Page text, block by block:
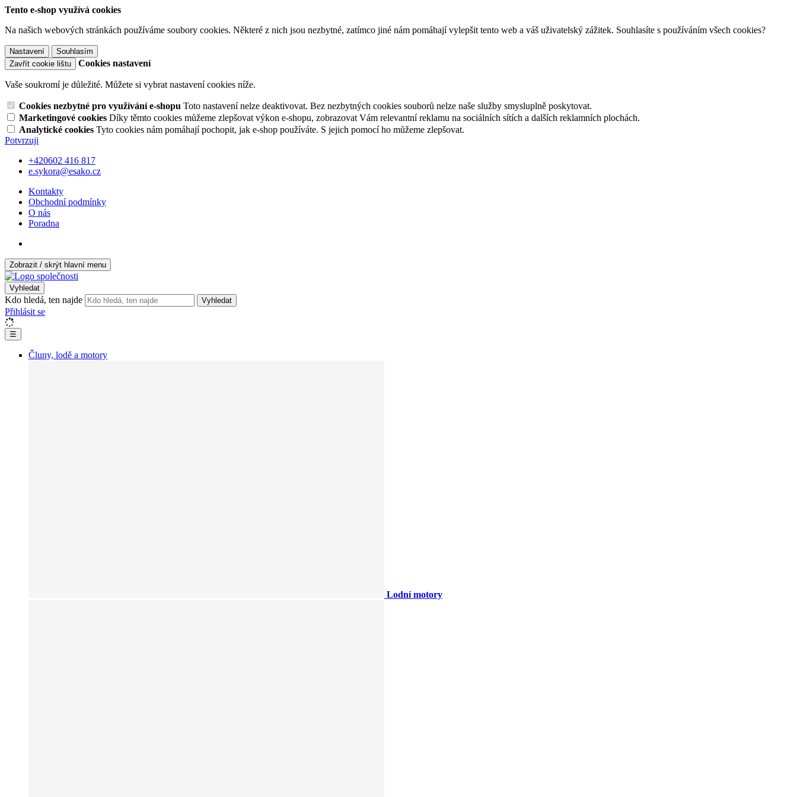
Tento e-shop využívá cookies
Na našich webových stránkách používáme soubory cookies. Některé z nich jsou nezbytné, zatímco jiné nám pomáhají vylepšit tento web a váš uživatelský zážitek. Souhlasíte s používáním všech cookies?
Nastavení
Souhlasím
Zavřít cookie lištu
Cookies nastavení
Vaše soukromí je důležité. Můžete si vybrat nastavení cookies níže.
Cookies nezbytné pro využívání e-shopu Toto nastavení nelze deaktivovat. Bez nezbytných cookies souborů nelze naše služby smysluplně poskytovat.
Marketingové cookies Díky těmto cookies můžeme zlepšovat výkon e-shopu, zobrazovat Vám relevantní reklamu na sociálních sítích a dalších reklamních plochách.
Analytické cookies Tyto cookies nám pomáhají pochopit, jak e-shop používáte. S jejich pomocí ho můžeme zlepšovat.
Potvrzuji
+420602 416 817
e.sykora@esako.cz
Kontakty
Obchodní podmínky
O nás
Poradna
Zobrazit / skrýt hlavní menu
Vyhledat
Kdo hledá, ten najde Vyhledat
Přihlásit se
☰
Čluny, lodě a motory
Lodní motory